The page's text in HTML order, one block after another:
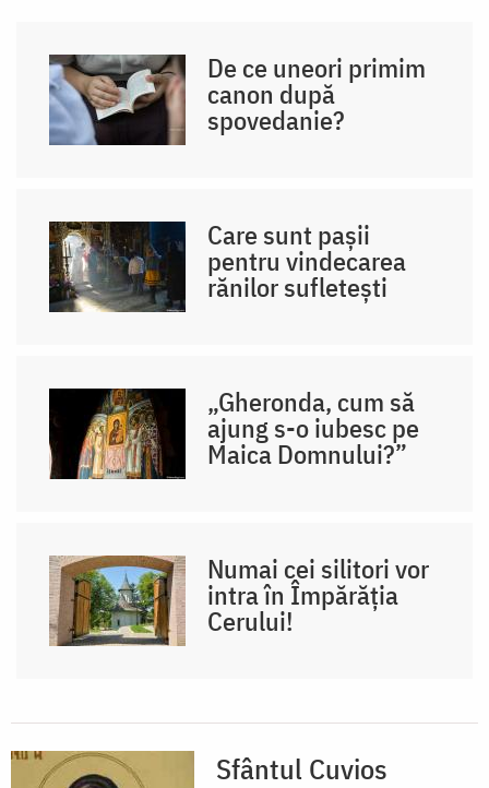
De ce uneori primim
canon după
spovedanie?
Care sunt pașii
pentru vindecarea
rănilor sufletești
„Gheronda, cum să
ajung s-o iubesc pe
Maica Domnului?”
Numai cei silitori vor
intra în Împărăția
Cerului!
Sfântul Cuvios